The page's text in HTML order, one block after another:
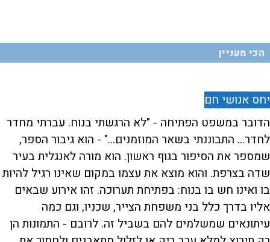
הכי מעניין
יחס אנושי חם
הדובר במשפט הפתיחה - "לא הרגשתי בנוח. עברתי מחדר
לחדר... התבוננתי בשאר המוזמנים..." - הוא גיבור הספר,
שמספר את הסיפור בגוף ראשון. הוא מורה לאנגלית בעיר
שדה בצרפת. והוא מוצא את עצמו במקום שאינו רגיל להיות
בו ואינו חש בו בנוח: בפתיחת תערוכה. זהו אירוע שבאים
אליו בדרך כלל בני משפחת הצייר, שכניו, וגם כמה
עיתונאים שמשלמים להם בשביל זה. לרובם - התמונות הן